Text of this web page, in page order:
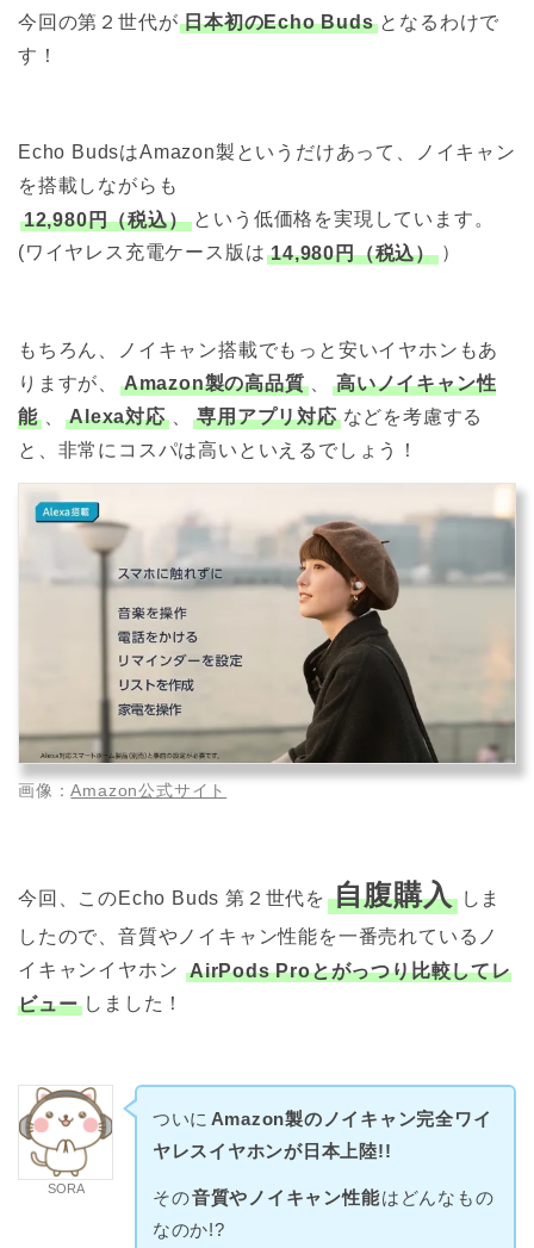
今回の第２世代が 日本初のEcho Buds となるわけで
す！
Echo BudsはAmazon製というだけあって、ノイキャン
を搭載しながらも
12,980円（税込） という低価格を実現しています。
(ワイヤレス充電ケース版は 14,980円（税込） ）
もちろん、ノイキャン搭載でもっと安いイヤホンもあ
りますが、
Amazon製の高品質
高いノイキャン性
能
Alexa対応 専用アプリ対応 などを考慮する
と、非常にコスパは高いといえるでしょう！
画像：Amazon公式サイト
今回、このEcho Buds 第２世代を 自腹購入
しま
したので、音質やノイキャン性能を一番売れているノ
イキャンイヤホン
AirPods Proとがっつり比較してレ
ビュー しました！
SORA
ついに Amazon製のノイキャン完全ワイ
ヤレスイヤホンが日本上陸!!
その音質やノイキャン性能はどんなもの
なのか!?